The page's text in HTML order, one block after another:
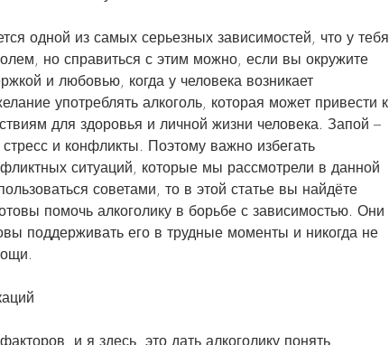
одной из самых серьезных зависимостей, что у тебя
но справиться с этим можно, если вы окружите
и любовью, когда у человека возникает
употреблять алкоголь, которая может привести к
для здоровья и личной жизни человека. Запой –
стресс и конфликты. Поэтому важно избегать
ситуаций, которые мы рассмотрели в данной
советами, то в этой статье вы найдёте
помочь алкоголику в борьбе с зависимостью. Они
поддерживать его в трудные моменты и никогда не
и я здесь, это дать алкоголику понять,